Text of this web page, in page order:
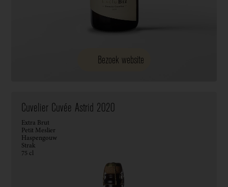
Bezoek website
Cuvelier Cuvée Astrid 2020
Extra Brut
Petit Meslier
Haspengouw
Strak
75 cl